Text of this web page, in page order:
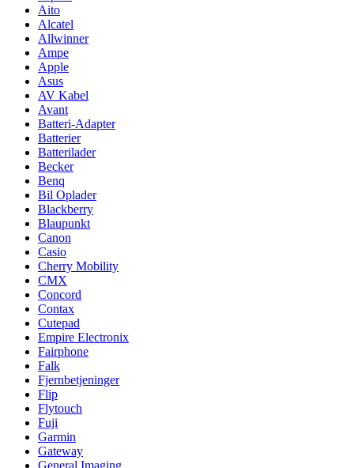
Aito
Alcatel
Allwinner
Ampe
Apple
Asus
AV Kabel
Avant
Batteri-Adapter
Batterier
Batterilader
Becker
Benq
Bil Oplader
Blackberry
Blaupunkt
Canon
Casio
Cherry Mobility
CMX
Concord
Contax
Cutepad
Empire Electronix
Fairphone
Falk
Fjernbetjeninger
Flip
Flytouch
Fuji
Garmin
Gateway
General Imaging